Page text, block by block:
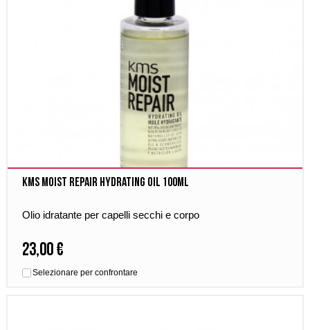
Kms Moist Repair Hydrating Oil 100ml
Olio idratante per capelli secchi e corpo
23,00 €
Selezionare per confrontare